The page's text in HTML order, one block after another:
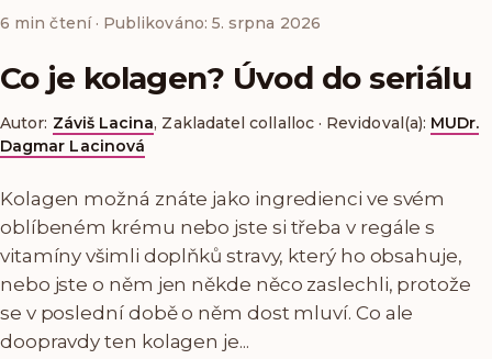
6 min čtení· Publikováno: 5. srpna 2026
Co je kolagen? Úvod do seriálu
Autor: Záviš Lacina, Zakladatel collalloc· Revidoval(a): MUDr.
Dagmar Lacinová
Kolagen možná znáte jako ingredienci ve svém
oblíbeném krému nebo jste si třeba v regále s
vitamíny všimli doplňků stravy, který ho obsahuje,
nebo jste o něm jen někde něco zaslechli, protože
se v poslední době o něm dost mluví. Co ale
doopravdy ten kolagen je...